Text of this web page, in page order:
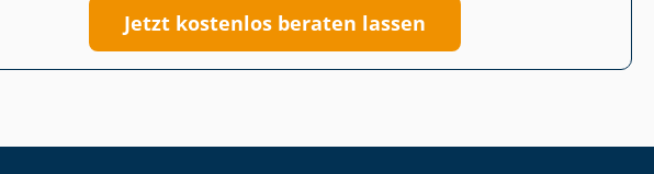
Jetzt kostenlos beraten lassen